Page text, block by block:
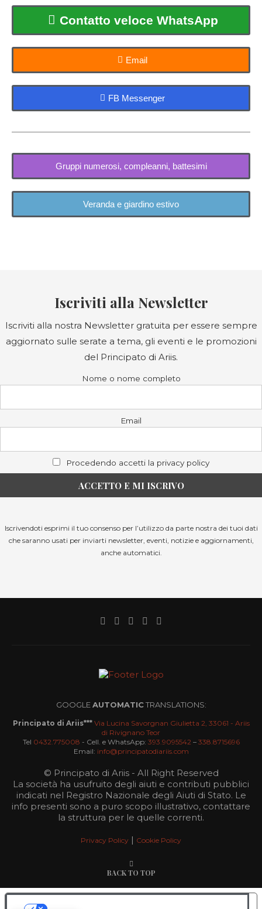
Contatto veloce WhatsApp
Email
FB Messenger
Gruppi numerosi, compleanni, battesimi
Veranda e giardino estivo
Iscriviti alla Newsletter
Iscriviti alla nostra Newsletter gratuita per essere sempre
aggiornato sulle serate a tema, gli eventi e le promozioni
del Principato di Ariis.
Nome o nome completo
Email
Procedendo accetti la privacy policy
Iscrivendoti esprimi il tuo consenso per l’utilizzo da parte nostra dei tuoi dati
che saranno usati per inviarti newsletter, eventi, notizie e aggiornamenti,
anche automatici.
GOOGLEAUTOMATICTRANSLATIONS:
Principato di Ariis*** Via Lucina Savorgnan Giulietta 2, 33061 - Ariis
di Rivignano Teor
Tel 0432.775008 - Cell. e WhatsApp: 393.9095542– 338.8715696
Email: info@principatodiariis.com
© Principato di Ariis - All Right Reserved
La società ha usufruito degli aiuti e contributi pubblici
indicati nel Registro Nazionale degli Aiuti di Stato. Le
info presenti sono a puro scopo illustrativo, contattare
la struttura per le quelle correnti.
Privacy Policy | Cookie Policy
BACK TO TOP